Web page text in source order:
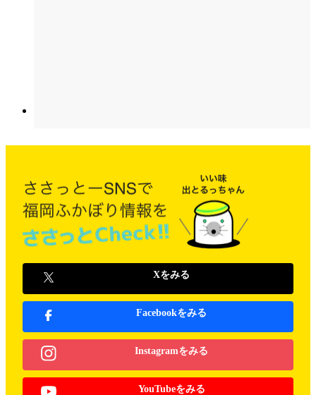
Xをみる
Facebookをみる
Instagramをみる
YouTubeをみる